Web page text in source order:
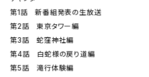
第1話 新番組発表の生放送
第2話 東京タワー編
第3話 蛇窪神社編
第4話 白蛇様の戻り道編
第5話 滝行体験編